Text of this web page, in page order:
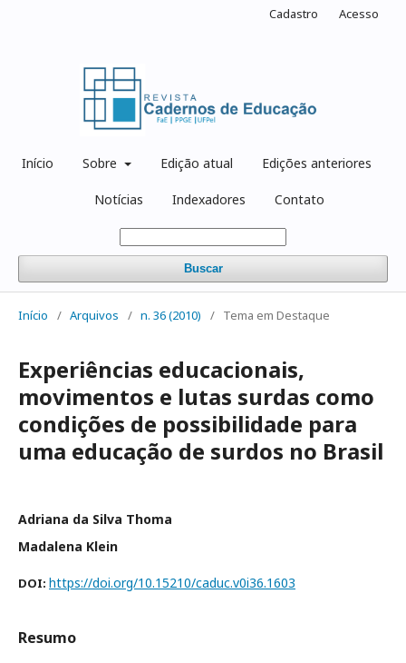
Início Sobre Edição atual Edições anteriores
Notícias Indexadores Contato
Buscar
Cadastro Acesso
Início / Arquivos / n. 36 (2010) / Tema em Destaque
Experiências educacionais,
movimentos e lutas surdas como
condições de possibilidade para
uma educação de surdos no Brasil
Adriana da Silva Thoma
Madalena Klein
DOI: https://doi.org/10.15210/caduc.v0i36.1603
Resumo